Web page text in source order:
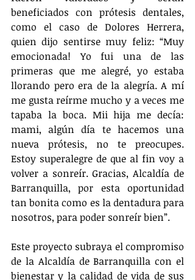
beneficiados con prótesis dentales,
como el caso de Dolores Herrera,
quien dijo sentirse muy feliz: “Muy
emocionada! Yo fui una de las
primeras que me alegré, yo estaba
llorando pero era de la alegría. A mí
me gusta reírme mucho y a veces me
tapaba la boca. Mii hija me decía:
mami, algún día te hacemos una
nueva prótesis, no te preocupes.
Estoy superalegre de que al fin voy a
volver a sonreír. Gracias, Alcaldía de
Barranquilla, por esta oportunidad
tan bonita como es la dentadura para
nosotros, para poder sonreír bien”.
Este proyecto subraya el compromiso
de la Alcaldía de Barranquilla con el
bienestar y la calidad de vida de sus